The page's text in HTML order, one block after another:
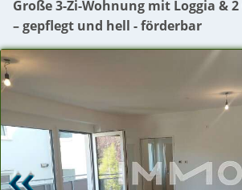
Große 3-Zi-Wohnung mit Loggia &
– gepflegt und hell - förderbar